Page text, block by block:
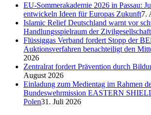
EU-Sommerakademie 2026 in Passau:
entwickeln Ideen für Europas Zukunft7.
Islamic Relief Deutschland warnt vor
Handlungsspielraum der Zivilgesellschaft
Flüssiggas Verband fordert Stopp der
Auktionsverfahren benachteiligt den
2026
Zentralrat fordert Prävention durch
August 2026
Einladung zum Medientag im Rahmen
Bundeswehrmission EASTERN
Polen31. Juli 2026